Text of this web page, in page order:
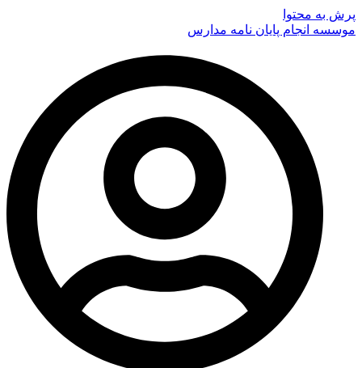
پرش به محتوا
موسسه انجام پایان نامه مدارس